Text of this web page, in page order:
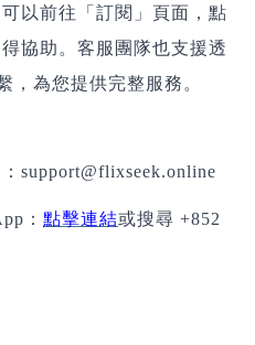
以前往「訂閱」頁面，點
協助。客服團隊也支援透
為您提供完整服務。
support@flixseek.online
： 點擊連結或搜尋 +852